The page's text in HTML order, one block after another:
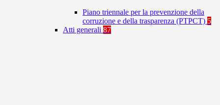
Piano triennale per la prevenzione della
corruzione e della trasparenza (PTPCT) 5
Atti generali 87